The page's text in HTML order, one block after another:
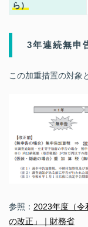
ら）
3年連続無申
この加重措置の対象
参照： 2023年度（令
の改正」｜財務省